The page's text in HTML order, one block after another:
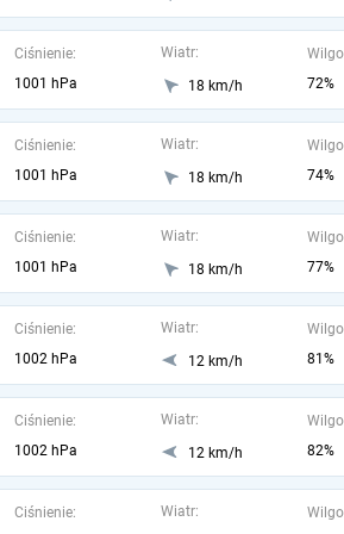
Ciśnienie:
1001 hPa
Wiatr:
18 km/h
72%
Ciśnienie:
1001 hPa
Wiatr:
18 km/h
74%
Ciśnienie:
1001 hPa
Wiatr:
18 km/h
77%
Ciśnienie:
1002 hPa
Wiatr:
12 km/h
81%
Ciśnienie:
1002 hPa
Wiatr:
12 km/h
82%
Ciśnienie: Wiatr: